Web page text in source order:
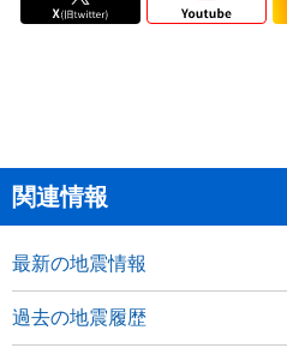
関連情報
最新の地震情報
過去の地震履歴